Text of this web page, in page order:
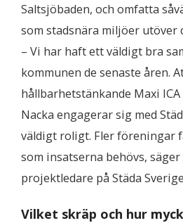
Saltsjöbaden, och omfatta
som stadsnära miljöer utöver
– Vi har haft ett väldigt bra
kommunen de senaste åren.
hållbarhetstänkande Maxi
Nacka engagerar sig med
väldigt roligt. Fler föreningar
som insatserna behövs,
projektledare på Städa
Vilket skräp och hur